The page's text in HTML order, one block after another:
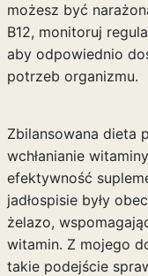
możesz być
B12, monitoruj
aby odpowiednio
potrzeb organizmu.
Zbilansowana dieta
wchłanianie
efektywność
jadłospisie były
żelazo,
witamin. Z mojego
takie podejście